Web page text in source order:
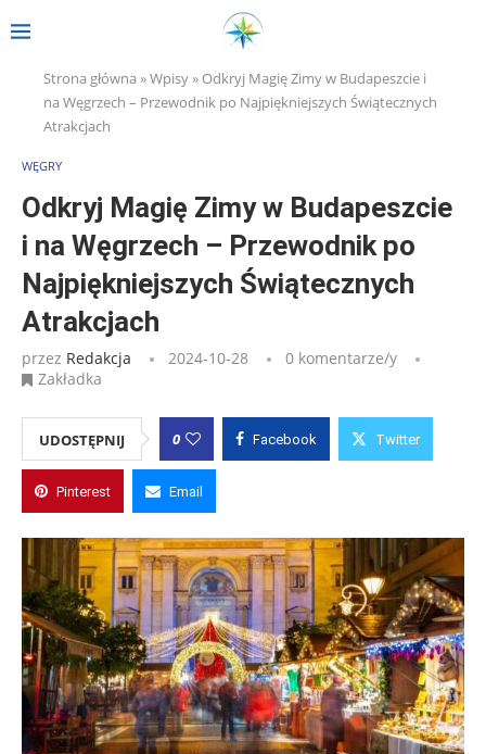
Strona główna »Wpisy» Odkryj Magię Zimy w Budapeszcie i
na Węgrzech – Przewodnik po Najpiękniejszych Świątecznych
Atrakcjach
WĘGRY
Odkryj Magię Zimy w Budapeszcie
i na Węgrzech – Przewodnik po
Najpiękniejszych Świątecznych
Atrakcjach
przez Redakcja 2024-10-28
0 komentarze/y
Zakładka
UDOSTĘPNIJ 0 Facebook Twitter
Pinterest Email